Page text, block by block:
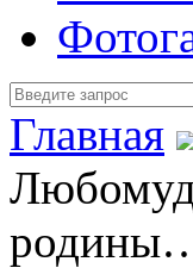
Главная